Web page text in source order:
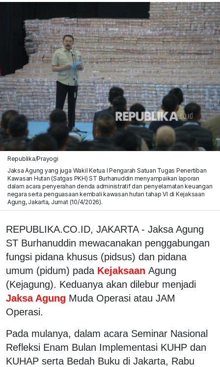
Republika/Prayogi
Jaksa Agung yang juga Wakil Ketua I Pengarah Satuan Tugas Penertiban
Kawasan Hutan (Satgas PKH) ST Burhanuddin menyampaikan laporan
dalam acara penyerahan denda administratif dan penyelamatan keuangan
negara serta penguasaan kembali kawasan hutan tahap VI di Kejaksaan
Agung, Jakarta, Jumat (10/4/2026).
REPUBLIKA.CO.ID, JAKARTA - Jaksa Agung
ST Burhanuddin mewacanakan penggabungan
fungsi pidana khusus (pidsus) dan pidana
umum (pidum) pada Kejaksaan Agung
(Kejagung). Keduanya akan dilebur menjadi
Jaksa Agung Muda Operasi atau JAM
Operasi.
Pada mulanya, dalam acara Seminar Nasional
Refleksi Enam Bulan Implementasi KUHP dan
KUHAP serta Bedah Buku di Jakarta, Rabu